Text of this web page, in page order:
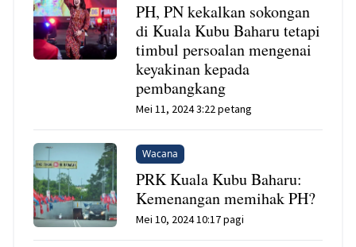
PH, PN kekalkan sokongan
di Kuala Kubu Baharu tetapi
timbul persoalan mengenai
keyakinan kepada
pembangkang
Mei 11, 2024 3:22 petang
Wacana
PRK Kuala Kubu Baharu:
Kemenangan memihak PH?
Mei 10, 2024 10:17 pagi